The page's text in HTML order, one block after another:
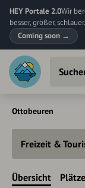
HEY Portale 2.0Wir
besser, größer, schlauer.
Coming soon →
Ottobeuren
Freizeit &
Übersicht Plätze